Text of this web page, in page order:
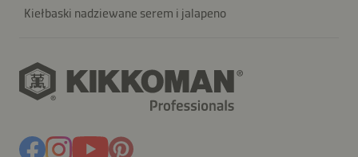
Kiełbaski nadziewane serem i jalapeno